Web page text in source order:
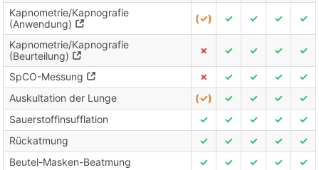
Kapnometrie/Kapnografie
(Anwendung)
(✓) ✓ ✓ ✓ ✓
Kapnometrie/Kapnografie
(Beurteilung)
✗ ✓ ✓ ✓ ✓
SpCO-Messung ✗ ✓ ✓ ✓
✓
Auskultation der Lunge
(✓) ✓ ✓ ✓
✓
Sauerstoffinsufflation
✓ ✓ ✓ ✓
✓
Rückatmung
✓ ✓ ✓ ✓
✓
Beutel-Masken-Beatmung
✓ ✓ ✓ ✓
✓